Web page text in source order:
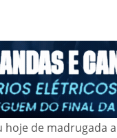
hoje de madrugada